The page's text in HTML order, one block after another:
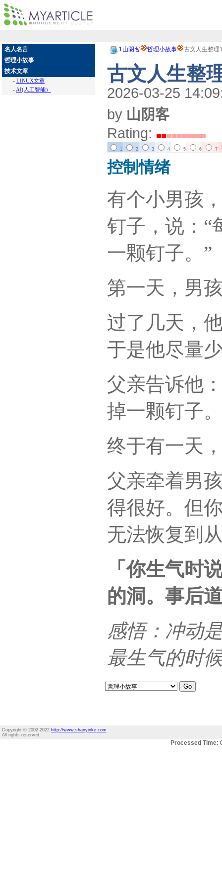
名人名言
哲理小故事
技术文章
- LINUX文章
- AI(人工智能）
1山阴客 哲理小故事 古文人生整理
古文人生整
2026-03-25
by 山阴客
Rating:
1 2 3 4 5 6 7
控制情绪
有个小男孩
钉子，说：“
一颗钉子。”
第一天，男
过了几天，
于是他尽量
父亲告诉他
掉一颗钉子
终于有一天
父亲牵着男
得很好。但
无法恢复到
「你生气时
的洞。事后
感悟：冲动
最生气的时
Copyright © 2002-2022 http://www.shanyinke.com
All rights reserved.
Processed Time: